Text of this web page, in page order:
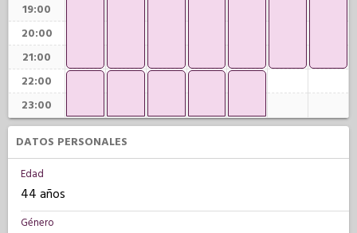
19:00
20:00
21:00
22:00
23:00
DATOS PERSONALES
Edad
44 años
Género